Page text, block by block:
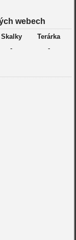
webech
Skalky
Terárka
- -